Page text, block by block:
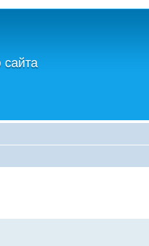
сайта